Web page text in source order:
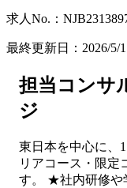
求人No.：
最終更新日：2026/5/1
担当コンサ
ジ
東日本を中心に、
リアコース・限定
す。 ★社内研修や